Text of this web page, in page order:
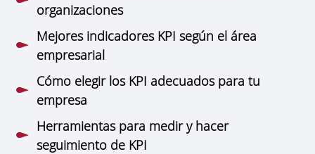
organizaciones
Mejores indicadores KPI según el área
empresarial
Cómo elegir los KPI adecuados para tu
empresa
Herramientas para medir y hacer
seguimiento de KPI